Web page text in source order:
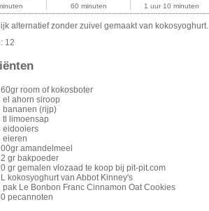
60 minuten 1 uur 10 minuten
alternatief zonder zuivel gemaakt van kokosyoghurt.
12
room of kokosboter
el ahorn siroop
bananen (rijp)
tl limoensap
eidooiers
eieren
amandelmeel
gr bakpoeder
gr gemalen vlozaad te koop bij pit-pit.com
kokosyoghurt van Abbot Kinney's
pak Le Bonbon Franc Cinnamon Oat Cookies
pecannoten